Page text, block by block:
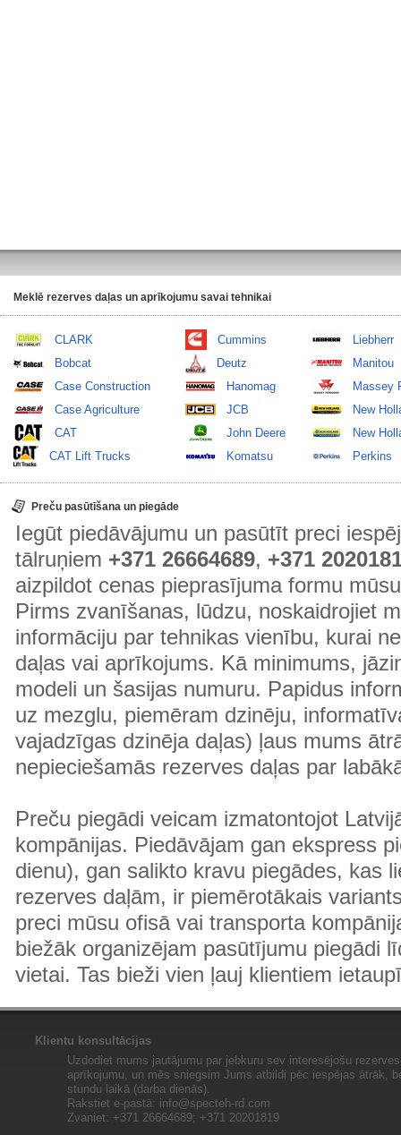
Meklē rezerves daļas un aprīkojumu savai tehnikai
CLARK
Bobcat
Case Construction
Case Agriculture
CAT
CAT Lift Trucks
Cummins
Deutz
Hanomag
JCB
John Deere
Komatsu
Liebherr
Manitou
Massey
New
New
Perkins
Preču pasūtīšana un piegāde
Iegūt piedāvājumu un pasūtīt preci
tālruņiem +371 26664689, +371
aizpildot cenas pieprasījuma formu
Pirms zvanīšanas, lūdzu, noskaidrojiet
informāciju par tehnikas vienību, kurai
daļas vai aprīkojums. Kā minimums,
modeli un šasijas numuru. Papidus
uz mezglu, piemēram dzinēju,
vajadzīgas dzinēja daļas) ļaus mums
nepieciešamās rezerves daļas par
Preču piegādi veicam izmatontojot
kompānijas. Piedāvājam gan ekspress
dienu), gan salikto kravu piegādes, kas
rezerves daļām, ir piemērotākais
preci mūsu ofisā vai transporta
biežāk organizējam pasūtījumu piegādi
vietai. Tas bieži vien ļauj klientiem
Klientu konsultācijas
Uzdodiet mums jautājumu par jebkuru sev interesējošu
aprīkojumu, un mēs sniegsim Jums atbildi pēc iespējas ātrāk,
stundu laikā (darba dienās).
Rakstiet e-pastā: info@specteh-rd.com
Zvaniet: +371 26664689; +371 20201819